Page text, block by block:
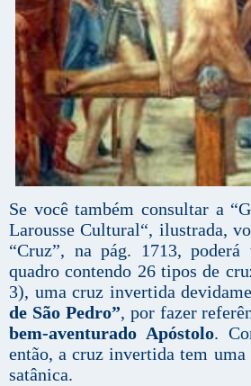
Se você também consultar a
Larousse Cultural“, ilustrada,
“Cruz”, na pág. 1713,
quadro contendo 26 tipos de
3), uma cruz invertida
de São Pedro”, por fazer
bem-aventurado Apóstolo.
então, a cruz invertida tem
satânica.